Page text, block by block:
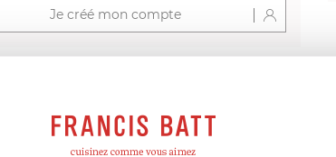
Je créé mon compte